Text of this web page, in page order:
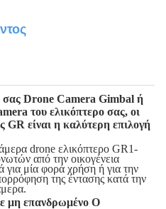
σας Drone Camera Gimbal ή
του ελικόπτερο σας, οι
GR είναι η καλύτερη επιλογή
drone ελικόπτερο GR1-
από την οικογένεια
για μία φορά χρήση ή για την
της έντασης κατά την
μη επανδρωμένο Ο